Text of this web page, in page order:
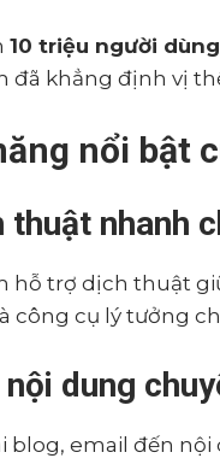
10 triệu người
đã khẳng định vị
nổi bật
thuật nhanh
hỗ trợ dịch thuật
công cụ lý tưởng
dung
blog, email đến